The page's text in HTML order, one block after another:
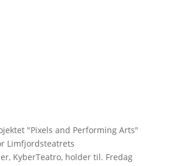
"Pixels and Performing Arts"
Limfjordsteatrets
KyberTeatro, holder til. Fredag